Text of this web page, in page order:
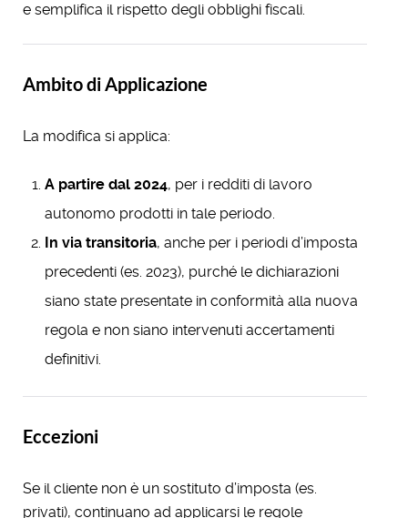
e semplifica il rispetto degli obblighi fiscali.
Ambito di Applicazione
La modifica si applica:
A partire dal 2024, per i redditi di lavoro
autonomo prodotti in tale periodo.
In via transitoria, anche per i periodi d’imposta
precedenti (es. 2023), purché le dichiarazioni
siano state presentate in conformità alla nuova
regola e non siano intervenuti accertamenti
definitivi.
Eccezioni
Se il cliente non è un sostituto d’imposta (es.
privati), continuano ad applicarsi le regole